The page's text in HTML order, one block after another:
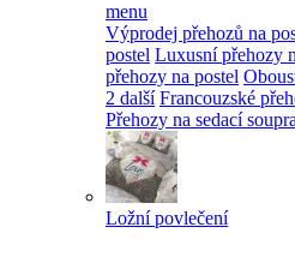
menu
Výprodej přehozů na
postel Luxusní přehozy
přehozy na postel
2 další Francouzské
Přehozy na sedací
Ložní povlečení